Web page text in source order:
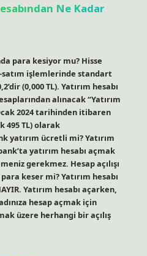
Ne Kadar
para kesiyor mu? Hisse
işlemlerinde standart
(0,000 TL). Yatırım hesabı
alınacak “Yatırım
2024 tarihinden itibaren
495 TL) olarak
yatırım ücretli mi? Yatırım
yatırım hesabı açmak
gerekmez. Hesap açılışı
keser mi? Yatırım hesabı
Yatırım hesabı açarken,
hesap açmak için
üzere herhangi bir açılış